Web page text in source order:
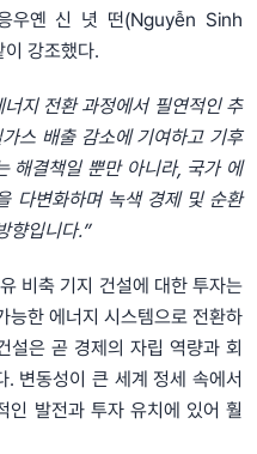
우옌 신 녓 떤(Nguyễn Sinh
강조했다.
지 전환 과정에서 필연적인 추
스 배출 감소에 기여하고 기후
해결책일 뿐만 아니라, 국가 에
다변화하며 녹색 경제 및 순환
향입니다.”
비축 기지 건설에 대한 투자는
능한 에너지 시스템으로 전환하
설은 곧 경제의 자립 역량과 회
변동성이 큰 세계 정세 속에서
인 발전과 투자 유치에 있어 훨